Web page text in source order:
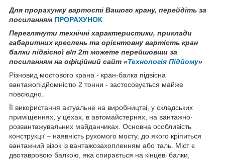
Для прорахунку вартості Вашого крану, перейдіть за
посиланням ПРОРАХУНОК
Переглянути технічні характеристики, приклади
габаритних креслень та орієнтовну вартість кран
балки підвісної в/п 2т можете перейшовши за
посиланням на офіційний сайт «Технологія Підйому»
Різновид мостового крана - кран-балка підвісна
вантажопідйомністю 2 тонни - застосовується майже
повсюдно.
Її використання актуальне на виробництві, у складських
приміщеннях, у цехах, в автомайстернях, на вантажно-
розвантажувальних майданчиках. Основна особливість
конструкції – наявність рухомого мосту, до якого кріпиться
вантажний візок із вантажозахопленням або таль. Міст є
двотавровою балкою, яка спирається на кінцеві балки,